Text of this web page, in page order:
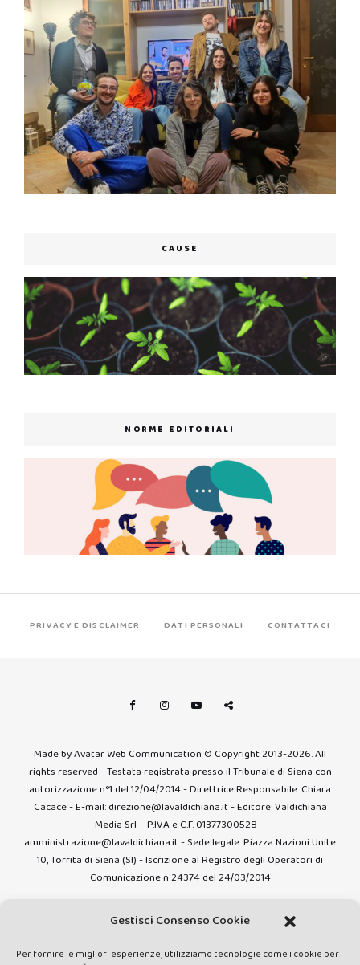
Gestisci Consenso Cookie
Per fornire le migliori esperienze, utilizziamo tecnologie come i cookie per
CAUSE
NORME EDITORIALI
PRIVACY E DISCLAIMER DATI PERSONALI CONTATTACI
Made by Avatar Web Communication © Copyright 2013-2026. All
rights reserved - Testata registrata presso il Tribunale di Siena con
autorizzazione n°1 del 12/04/2014 - Direttrice Responsabile: Chiara
Cacace - E-mail: direzione@lavaldichiana.it - Editore: Valdichiana
Media Srl – P.IVA e C.F. 01377300528 –
amministrazione@lavaldichiana.it - Sede legale: Piazza Nazioni Unite
10, Torrita di Siena (SI) - Iscrizione al Registro degli Operatori di
Comunicazione n.24374 del 24/03/2014